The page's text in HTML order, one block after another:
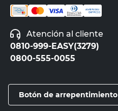
Atención al cliente
0810-999-EASY(3279)
0800-555-0055
Botón de arrepentimiento